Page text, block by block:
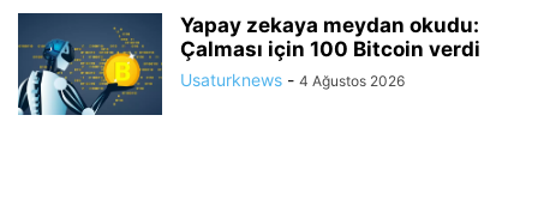
Yapay zekaya meydan okudu:
Çalması için 100 Bitcoin verdi
Usaturknews - 4 Ağustos 2026